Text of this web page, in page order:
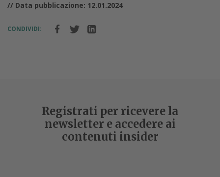
// Data pubblicazione: 12.01.2024
CONDIVIDI:
Registrati per ricevere la
newsletter e accedere ai
contenuti insider